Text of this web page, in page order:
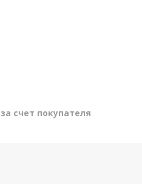
за счет покупателя